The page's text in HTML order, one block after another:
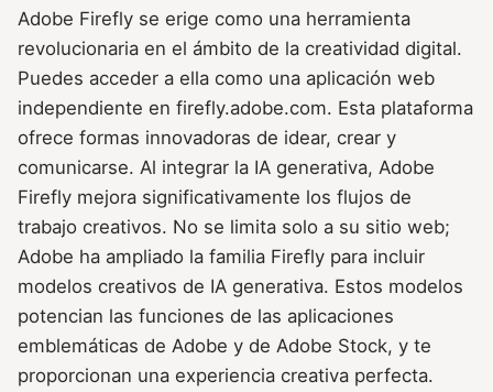
Adobe Firefly se erige como una herramienta
revolucionaria en el ámbito de la creatividad digital.
Puedes acceder a ella como una aplicación web
independiente en firefly.adobe.com. Esta plataforma
ofrece formas innovadoras de idear, crear y
comunicarse. Al integrar la IA generativa, Adobe
Firefly mejora significativamente los flujos de
trabajo creativos. No se limita solo a su sitio web;
Adobe ha ampliado la familia Firefly para incluir
modelos creativos de IA generativa. Estos modelos
potencian las funciones de las aplicaciones
emblemáticas de Adobe y de Adobe Stock, y te
proporcionan una experiencia creativa perfecta.